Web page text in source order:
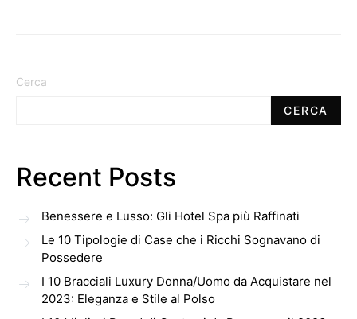
Cerca
CERCA
Recent Posts
Benessere e Lusso: Gli Hotel Spa più Raffinati
Le 10 Tipologie di Case che i Ricchi Sognavano di
Possedere
I 10 Bracciali Luxury Donna/Uomo da Acquistare nel
2023: Eleganza e Stile al Polso